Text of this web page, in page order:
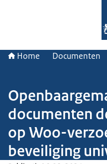
Home Documenten
documenten
op Woo-
beveiliging